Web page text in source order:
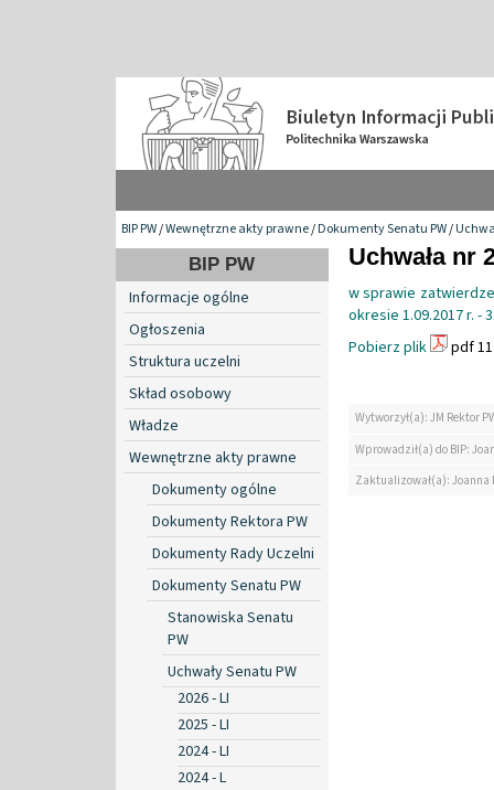
BIP PW/Wewnętrzne akty prawne/Dokumenty Senatu PW/
BIP PW
Informacje ogólne
Ogłoszenia
Struktura uczelni
Skład osobowy
Władze
Wewnętrzne akty prawne
Dokumenty ogólne
Dokumenty Rektora PW
Dokumenty Rady Uczelni
Dokumenty Senatu PW
Stanowiska Senatu
PW
Uchwały Senatu PW
2026 - LI
2025 - LI
2024 - LI
2024 - L
Uchwała nr
w sprawie
okresie 1.09.2017 r. -
Pobierz plik
pdf
Wytworzył(a): JM Rektor
Wprowadził(a) do BIP:
Zaktualizował(a): Joanna